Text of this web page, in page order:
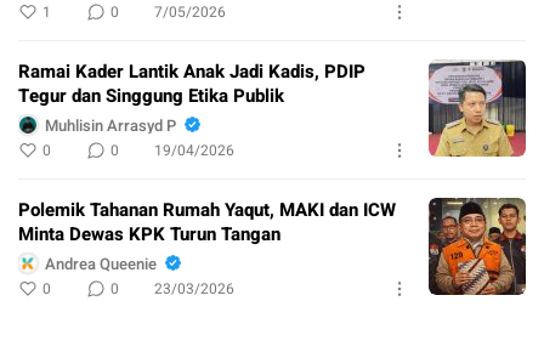
1 0 7/05/2026
Ramai Kader Lantik Anak Jadi Kadis, PDIP
Tegur dan Singgung Etika Publik
Muhlisin Arrasyd P
0 0 19/04/2026
Polemik Tahanan Rumah Yaqut, MAKI dan ICW
Minta Dewas KPK Turun Tangan
Andrea Queenie
0 0 23/03/2026